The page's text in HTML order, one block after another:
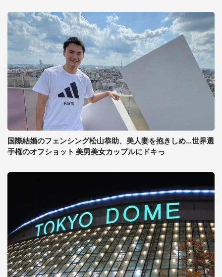
国際結婚のフェンシング松山恭助、美人妻を抱きしめ...世界選
手権のオフショット 美男美女カップルにドキっ